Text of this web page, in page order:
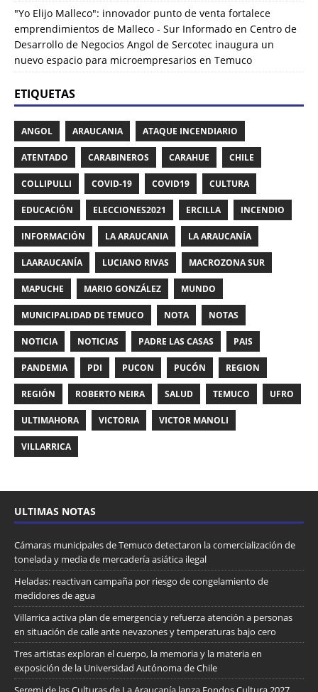
"Yo Elijo Malleco": innovador punto de venta fortalece
emprendimientos de Malleco - Sur Informado en Centro de
Desarrollo de Negocios Angol de Sercotec inaugura un
nuevo espacio para microempresarios en Temuco
ETIQUETAS
ANGOL ARAUCANIA ATAQUE INCENDIARIO
ATENTADO CARABINEROS CARAHUE CHILE
COLLIPULLI COVID-19 COVID19 CULTURA
EDUCACIÓN ELECCIONES2021 ERCILLA INCENDIO
INFORMACIÓN LA ARAUCANIA LA ARAUCANÍA
LAARAUCANÍA LUCIANO RIVAS MACROZONA SUR
MAPUCHE MARIO GONZÁLEZ MUNDO
MUNICIPALIDAD DE TEMUCO NOTA NOTAS
NOTICIA NOTICIAS PADRE LAS CASAS PAIS
PANDEMIA PDI PUCON PUCÓN REGION
REGIÓN ROBERTO NEIRA SALUD TEMUCO UFRO
ULTIMAHORA VICTORIA VICTOR MANOLI
VILLARRICA
ULTIMAS NOTAS
Cámaras municipales de Temuco detectaron la comercialización de
tonelada y media de mercadería asiática ilegal
Heladas: reactivan campaña por riesgo de congelamiento de
medidores de agua
Villarrica activa plan de emergencia y refuerza atención a personas
en situación de calle ante nevazones y temperaturas bajo cero
Tres artistas exploran el cuerpo, la memoria y la materia en
exposición de la Universidad Autónoma de Chile